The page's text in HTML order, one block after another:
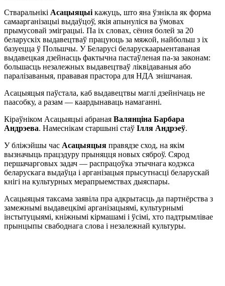
Стваральнікі Асацыяцыі кажуць, што яна ўзнікла як форма
самаарганізацыі выдаўцоў, якія апынуліся ва ўмовах
прымусовай эміграцыі. Па іх словах, сёння болей за 20
беларускіх выдавецтваў працуюць за мяжой, найбольш з іх
базуецца ў Польшчы. У Беларусі беларускаарыентаваная
выдавецкая дзейнасць фактычна пастаўленая па-за законам:
большасць незалежных выдавецтваў ліквідаваныя або
паралізаваныя, прававая прастора для НДА знішчаная.
Асацыяцыя паўстала, каб выдавецтвы маглі дзейнічаць не
паасобку, а разам — каардынаваць намаганні.
Кіраўніком Асацыяцыі абраная Валянціна Барбара
Андрэева. Намеснікам старшыні стаў Ілля Андрэеў.
У бліжэйшы час Асацыяцыя правядзе сход, на якім
вызначыць працэдуру прыняцця новых сяброў. Сярод
першачарговых задач — распрацоўка этычнага кодэкса
беларускага выдаўца і арганізацыя прысутнасці беларускай
кнігі на культурных мерапрыемствах дыяспары.
Асацыяцыя таксама заявіла пра адкрытасць да партнёрства з
замежнымі выдавецкімі арганізацыямі, культурнымі
інстытуцыямі, кніжнымі кірмашамі і ўсімі, хто падтрымлівае
прынцыпы свабоднага слова і незалежнай культуры.